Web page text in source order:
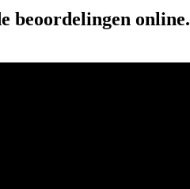
beoordelingen online.